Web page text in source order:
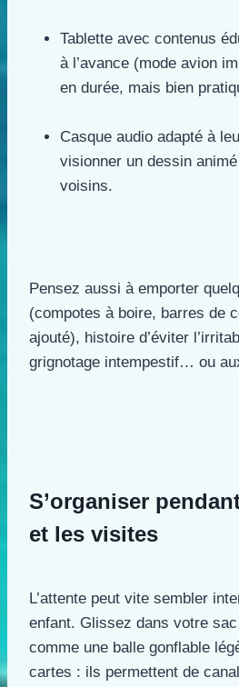
Tablette avec contenus
à l’avance (mode avion
en durée, mais bien
Casque audio adapté à
visionner un dessin
voisins.
Pensez aussi à emporter
(compotes à boire, barres de
ajouté), histoire d’éviter
grignotage intempestif… ou
S’organiser
et les visites
L’attente peut vite sembler
enfant. Glissez dans votre
comme une balle gonflable
cartes : ils permettent de